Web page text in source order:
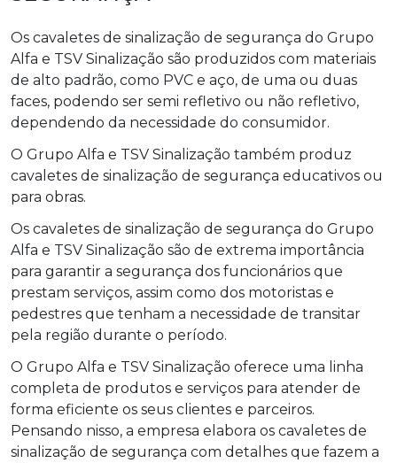
Os cavaletes de sinalização de segurança do Grupo
Alfa e TSV Sinalização são produzidos com materiais
de alto padrão, como PVC e aço, de uma ou duas
faces, podendo ser semi refletivo ou não refletivo,
dependendo da necessidade do consumidor.
O Grupo Alfa e TSV Sinalização também produz
cavaletes de sinalização de segurança educativos ou
para obras.
Os cavaletes de sinalização de segurança do Grupo
Alfa e TSV Sinalização são de extrema importância
para garantir a segurança dos funcionários que
prestam serviços, assim como dos motoristas e
pedestres que tenham a necessidade de transitar
pela região durante o período.
O Grupo Alfa e TSV Sinalização oferece uma linha
completa de produtos e serviços para atender de
forma eficiente os seus clientes e parceiros.
Pensando nisso, a empresa elabora os cavaletes de
sinalização de segurança com detalhes que fazem a